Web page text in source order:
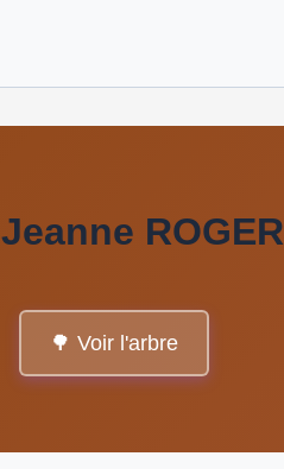
Jeanne ROGER
🌳 Voir l'arbre